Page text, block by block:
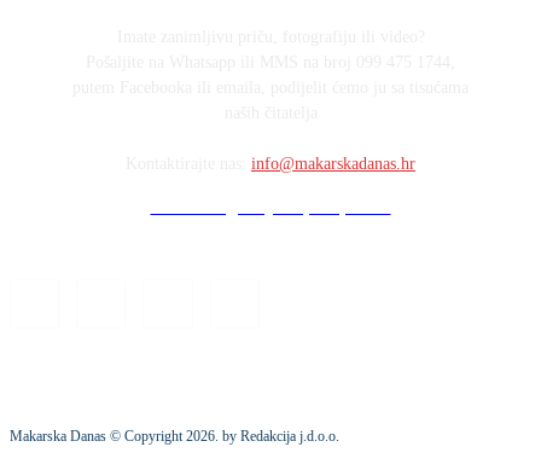
info@makarskadanas.hr
Makarska Danas © Copyright2026. by Redakcija j.d.o.o.